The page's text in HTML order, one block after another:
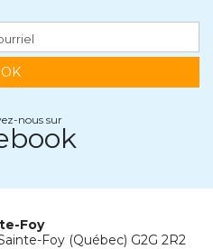
OK
nous sur
Foy
Foy (Québec) G2G 2R2